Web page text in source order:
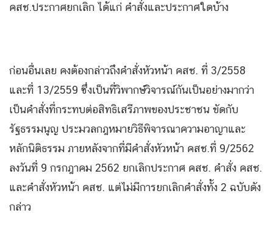
คสช.ประกาศยกเลิก ได้แก่ คำสั่งและประกาศใดบ้าง
ก่อนอื่นเลย คงต้องกล่าวถึงคำสั่งหัวหน้า คสช. ที่ 3/2558
และที่ 13/2559 ซึ่งเป็นที่วิพากษ์วิจารณ์กันเป็นอย่างมากว่า
เป็นคำสั่งที่กระทบต่อสิทธิเสรีภาพของประชาชน ขัดกับ
รัฐธรรมนูญ ประมวลกฎหมายวิธีพิจารณาความอาญาและ
หลักนิติธรรม ภายหลังจากที่มีคำสั่งหัวหน้า คสช.ที่ 9/2562
ลงวันที่ 9 กรกฎาคม 2562 ยกเลิกประกาศ คสช. คำสั่ง คสช.
และคำสั่งหัวหน้า คสช. แต่ไม่มีการยกเลิกคำสั่งทั้ง 2 ฉบับดัง
กล่าว